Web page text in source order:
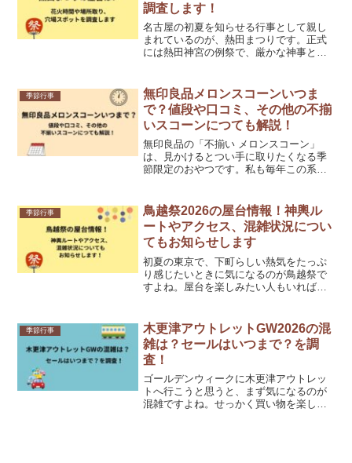
調査します！
名古屋の初夏を知らせる行事として親し
まれているのが、熱田まつりです。正式
には熱田神宮の例祭で、厳かな神事とに
おごそかな空気と夏祭りらしい高揚感が
同時に味わえるところが、...
季節行事
無印良品メロンスコーンいつま
で？値段や口コミ、その他の不揃
いスコーンにつても解説！
無印良品の「不揃い メロンスコーン」
は、見かけるとつい手に取りたくなる季
節限定のおやつです。私も毎年この系統
す。結論からいうと、2026年は6月上旬発
売予定と案内されてお...
季節行事
鳥越祭2026の屋台情報！神輿ル
ートやアクセス、混雑状況につい
てもお知らせします
初夏の東京で、下町らしい熱気をたっぷ
り感じたいときに気になるのが鳥越祭で
すよね。屋台を楽しみたい人もいれば、
が、鳥越祭は「食べ歩きのお祭り」と
「本気の神輿の迫力」が同時に...
季節行事
木更津アウトレットGW2026の混
雑は？セールはいつまで？を調
査！
ゴールデンウィークに木更津アウトレッ
トへ行こうと思うと、まず気になるのが
混雑ですよね。せっかく買い物を楽しみ